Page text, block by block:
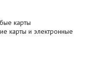
карты
карты и электронные